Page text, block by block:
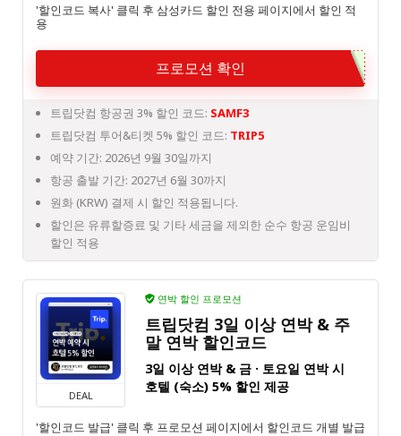
'할인코드 복사' 클릭 후 삼성카드 할인 전용 페이지에서 할인 적
용
프로모션 확인
트립닷컴 항공권 3% 할인 코드: SAMF3
트립닷컴 투어&티켓 5% 할인 코드: TRIP5
예약 기간: 2026년 9월 30일까지
항공 출발 기간: 2027년 6월 30까지
원화 (KRW) 결제 시 할인 적용됩니다.
할인은 유류할증료 및 기타 세금을 제외한 순수 항공 운임비
할인 적용
DEAL
연박 할인 프로모션
트립닷컴 3일 이상 연박 & 주
말 연박 할인코드
3일 이상 연박 & 금 · 토요일 연박 시
호텔 (숙소) 5% 할인 제공
'할인코드 발급' 클릭 후 프로모션 페이지에서 할인코드 개별 발급